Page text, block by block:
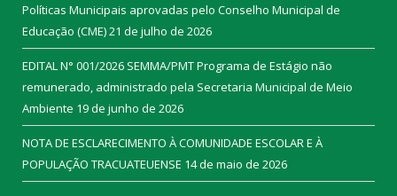
Políticas Municipais aprovadas pelo Conselho Municipal de
Educação (CME)21 de julho de 2026
EDITAL N° 001/2026 SEMMA/PMT Programa de Estágio não
remunerado, administrado pela Secretaria Municipal de Meio
Ambiente 19 de junho de 2026
NOTA DE ESCLARECIMENTO À COMUNIDADE ESCOLAR E À
POPULAÇÃO TRACUATEUENSE 14 de maio de 2026